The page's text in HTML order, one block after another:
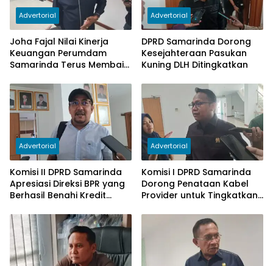
Advertorial
Joha Fajal Nilai Kinerja
Keuangan Perumdam
Samarinda Terus Membaik,
Subsidi Berkurang
Advertorial
DPRD Samarinda Dorong
Kesejahteraan Pasukan
Kuning DLH Ditingkatkan
Advertorial
Komisi II DPRD Samarinda
Apresiasi Direksi BPR yang
Berhasil Benahi Kredit
Advertorial
Komisi I DPRD Samarinda
Dorong Penataan Kabel
Provider untuk Tingkatkan